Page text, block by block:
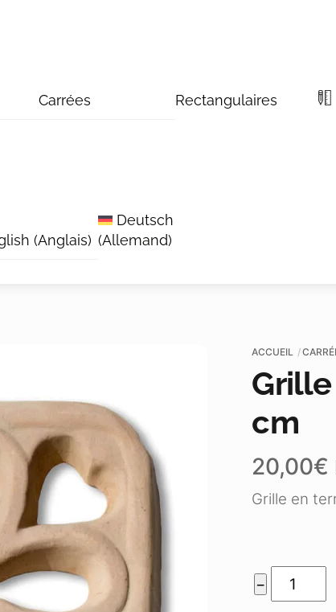
Carrées Rectangulaires
(Anglais)
Deutsch
(Allemand)
ACCUEIL
cm
20,00€
Grille en
−
quantité
de